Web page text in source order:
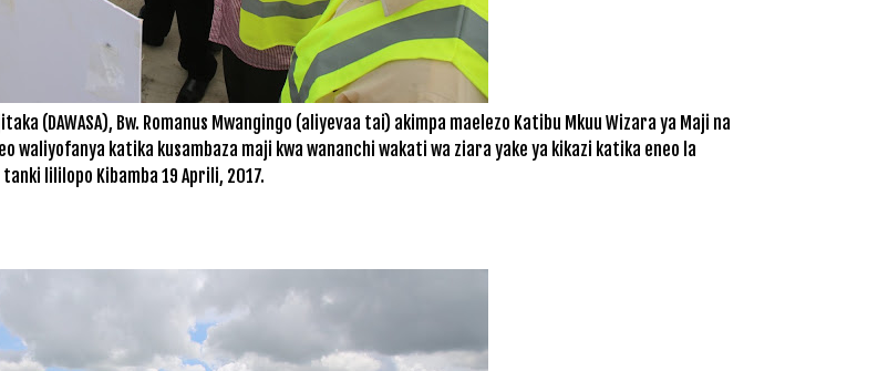
(DAWASA), Bw. Romanus Mwangingo (aliyevaa tai) akimpa maelezo Katibu Mkuu Wizara ya Maji na
waliyofanya katika kusambaza maji kwa wananchi wakati wa ziara yake ya kikazi katika eneo la
tanki lililopo Kibamba 19 Aprili, 2017.